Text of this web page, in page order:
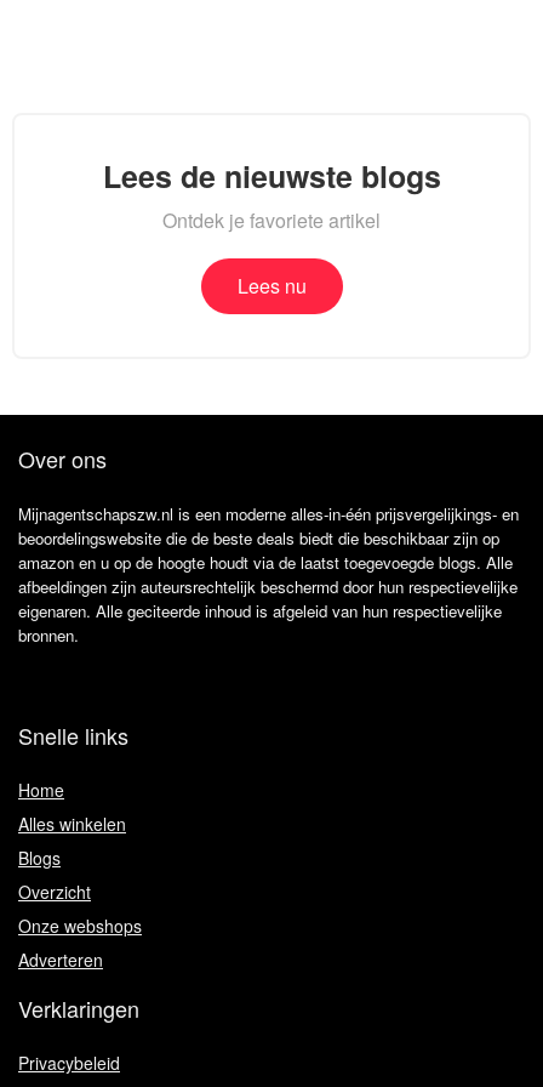
Lees de nieuwste blogs
Ontdek je favoriete artikel
Lees nu
Over ons
Mijnagentschapszw.nl is een moderne alles-in-één prijsvergelijkings- en
beoordelingswebsite die de beste deals biedt die beschikbaar zijn op
amazon en u op de hoogte houdt via de laatst toegevoegde blogs. Alle
afbeeldingen zijn auteursrechtelijk beschermd door hun respectievelijke
eigenaren. Alle geciteerde inhoud is afgeleid van hun respectievelijke
bronnen.
Snelle links
Home
Alles winkelen
Blogs
Overzicht
Onze webshops
Adverteren
Verklaringen
Privacybeleid